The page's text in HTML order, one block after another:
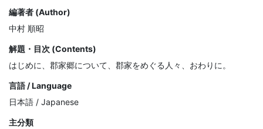
編著者 (Author)
中村 順昭
解題・目次 (Contents)
はじめに、郡家郷について、郡家をめぐる人々、おわりに。
言語 / Language
日本語 / Japanese
主分類